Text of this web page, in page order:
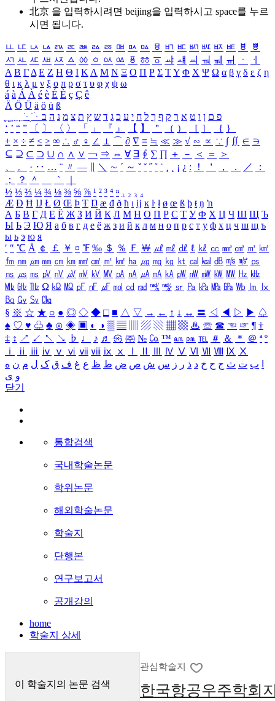
北京 을 입력하시려면 beijing을 입력하시고 space를 누르
시면 됩니다.
ㅥ ㅦ ㅧ ㅨ ㅩ ㅪ ㅫ ㅬ ㅭ ㅮ ㅯ ㅰ ㅱ ㅲ ㅳ ㅴ ㅵ ㅶ ㅷ ㅸ
ㅹ
ㅺ ㅻ ㅼ ㅽ ㅾ ㅿ ㆀ ㆁ ㆂ ㆃ ㆄ ㆅ ㆆ ㆇ ㆈ ㆉ ㆊ ㆋ ㆌ ㆍ
ㆎ
Α Β ΓΔ Ε Ζ Η Θ Ι ΚΛ Μ Ν Ξ Ο Π Ρ Σ ΤΥ Φ Χ Ψ Ω α β γ δ ε ζ η
θ ι κ λ μ ν ξ ο π ρ σ τ υ φ χ ψ ω
á à Á À é è É È ç Ç ê
Ä Ö Ü ä ö ü ß
ִֶֹ ֻּ ׁׂ פ ם ן ו ט א ר ק ף ך ל ח י ע כ ג ד ש ץ ת צ מ נ ה ב
‘ ’ “ ” 〔 〕 〈 〉 「 」 『 』 【 】 ＂ （ ） ［ ］ ｛ ｝
± × ÷ ≠ ≤ ≥ ∞ ∴ ♂ ♀ ∠ ⊥ ⌒ ∂ ∇ ≡ ≒ ≪ ≫ √ ∽ ∝ ∵ ∫ ∬ ∈ ∋
⊆ ⊇ ⊂ ⊃ ∪ ∩ ∧ ∨ ￢ ⇒ ⇔ ∀ ∃ ∮ ∑ ∏ ＋ － ＜ ＝
＞
、
。 · ‥ … ¨ 〃 ― ＼ ∼ ´ ～ ˇ ˘ ˝ ˚ ˙ ¸ ¡ ¿ ː ！ ＇ ， ． ／
：
；
？ ＾ ｀
½ ⅓ ⅔ ¼ ¾ ⅛ ⅜ ⅝ ⅞ ¹ ² ³ ⁴ ⁿ ₁ ₂ ₃ ₄
Æ Ð Ħ Ĳ Ł Ø Œ Þ Ŧ Ŋ æ đ ð ħ ı ĳ ĸ ŀ ł ø œ ß þ ŧ ŋ ŉ
А Б В Г Д Е Ё Ж З И Й К Л М Н О П Р С Т У Ф Х Ц Ч Ш Щ Ъ
Ы Ь Э Ю Я а б в г д е ё ж з и й к л м н о п р с т у ф х ц ч ш щ ъ
ы ь э ю я
′ ″ ℃ Å ￠ ￡ ￥ ¤ ℉ ‰ ＄ ％ Ｆ ￦ ㎕ ㎖ ㎗ ℓ ㎘ ㏄ ㎣ ㎤ ㎥ ㎦
㎙ ㎚ ㎛ ㎜ ㎝ ㎞ ㎟ ㎠ ㎡ ㎢ ㏊ ㎍ ㎎ ㎏ ㏏ ㎈ ㎉ ㏈ ㎧ ㎨ ㎰
㎱ ㎲ ㎳ ㎴ ㎵ ㎶ ㎷ ㎸ ㎹ ㎀ ㎁ ㎂ ㎃ ㎄ ㎺ ㎻ ㎽ ㎾ ㎿ ㎐ ㎑
㎒ ㎓ ㎔ Ω ㏀ ㏁ ㎊ ㎋ ㎌ ㏖ ㏅ ㎭ ㎮ ㎯ ㏛ ㎩ ㎪ ㎫ ㎬ ㏝ ㏐
㏓
㏃ ㏉ ㏜ ㏆
§ ※ ☆ ★ ○ ● ◎ ◇ ◆ □ ■ △ ▽ → ← ↑ ↓ ↔ 〓 ◁ ◀ ▷ ▶ ♤
♠ ♡ ♥ ♧ ♣ ⊙ ◈ ▣ ◐ ◑ ▒ ▤ ▨ ▧ ▦ ▩ ♨ ☏ ☎ ☜ ☞ ¶ †
‡ ↕ ↗ ↙ ↖ ↘ ♭ ♩ ♪ ♬ ㉿ ㈜ № ㏇ ™ ㏂ ㏘ ℡ ＃ ＆ ＊ ＠ ª º
ⅰ
ⅱ ⅲ ⅳ ⅴ ⅵ ⅶ ⅷ ⅸ ⅹ Ⅳ Ⅴ Ⅵ Ⅶ Ⅷ Ⅸ Ⅹ
ب ت ث ج ح خ د ذ ر ز س ش ص ض ط ظ ع غ ف ق ک ل م ن ه
و ی
닫기
통합검색
국내학술논문
학위논문
해외학술논문
학술지
단행본
연구보고서
공개강의
home
학술지 상세
이 학술지의 논문 검색
관심학술지
한국항공우주학회